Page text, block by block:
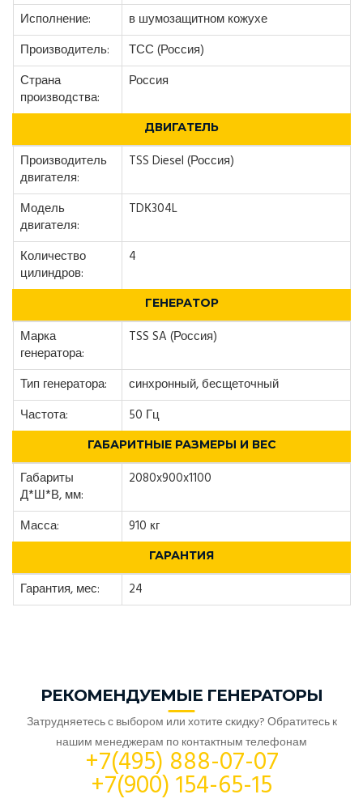
Исполнение:
в шумозащитном кожухе
Производитель:
ТСС (Россия)
Страна
производства:
Россия
ДВИГАТЕЛЬ
Производитель
двигателя:
TSS Diesel (Россия)
Модель
двигателя:
TDК304L
Количество
цилиндров:
4
ГЕНЕРАТОР
Марка
генератора:
TSS SA (Россия)
Тип генератора:
синхронный, бесщеточный
Частота:
50 Гц
ГАБАРИТНЫЕ РАЗМЕРЫ И ВЕС
Габариты
Д*Ш*В, мм:
2080x900x1100
Масса: 910 кг
ГАРАНТИЯ
Гарантия, мес: 24
РЕКОМЕНДУЕМЫЕ ГЕНЕРАТОРЫ
Затрудняетесь с выбором или хотите скидку? Обратитесь к
нашим менеджерам по контактным телефонам
+7(495) 888-07-07
+7(900) 154-65-15